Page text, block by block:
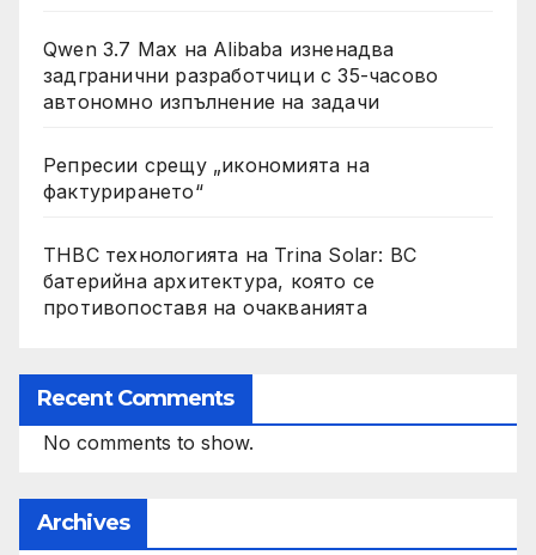
Qwen 3.7 Max на Alibaba изненадва
задгранични разработчици с 35-часово
автономно изпълнение на задачи
Репресии срещу „икономията на
фактурирането“
THBC технологията на Trina Solar: BC
батерийна архитектура, която се
противопоставя на очакванията
Recent Comments
No comments to show.
Archives